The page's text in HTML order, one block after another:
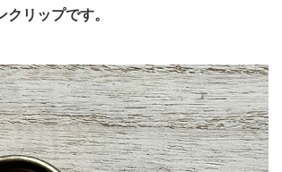
リップです。